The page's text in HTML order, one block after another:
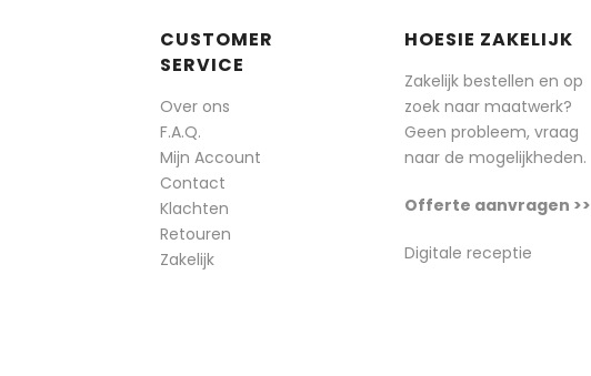
CUSTOMER
SERVICE
Over ons
F.A.Q.
Mijn Account
Contact
Klachten
Retouren
Zakelijk
HOESIE ZAKELIJK
Zakelijk bestellen en op
zoek naar maatwerk?
Geen probleem, vraag
naar de mogelijkheden.
Offerte aanvragen >>
Digitale receptie